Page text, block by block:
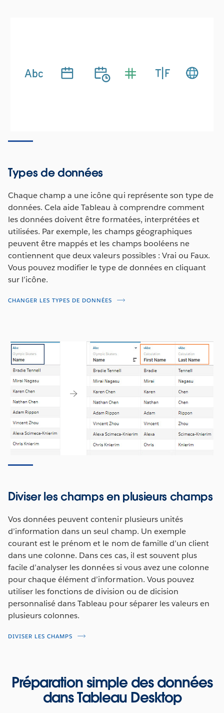
Types de données
Chaque champ a une icône qui représente son type de
données. Cela aide Tableau à comprendre comment
les données doivent être formatées, interprétées et
utilisées. Par exemple, les champs géographiques
peuvent être mappés et les champs booléens ne
contiennent que deux valeurs possibles : Vrai ou Faux.
Vous pouvez modifier le type de données en cliquant
sur l’icône.
CHANGER LES TYPES DE DONNÉES
Diviser les champs en plusieurs champs
Vos données peuvent contenir plusieurs unités
d’information dans un seul champ. Un exemple
courant est le prénom et le nom de famille d’un client
dans une colonne. Dans ces cas, il est souvent plus
facile d’analyser les données si vous avez une colonne
pour chaque élément d’information. Vous pouvez
utiliser les fonctions de division ou de dicision
personnalisé dans Tableau pour séparer les valeurs en
plusieurs colonnes.
DIVISER LES CHAMPS
Préparation simple des données
dans Tableau Desktop